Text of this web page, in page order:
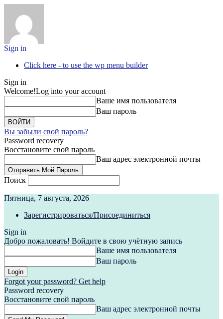
Sign in
Click here - to use the wp menu builder
Sign in
Welcome!Log into your account
Ваше имя пользователя
Ваш пароль
Вы забыли свой пароль?
Password recovery
Восстановите свой пароль
Ваш адрес электронной почты
Поиск
Пятница, 7 августа, 2026
Зарегистрироваться/Присоединиться
Sign in
Добро пожаловать! Войдите в свою учётную запись
Ваше имя пользователя
Ваш пароль
Forgot your password? Get help
Password recovery
Восстановите свой пароль
Ваш адрес электронной почты